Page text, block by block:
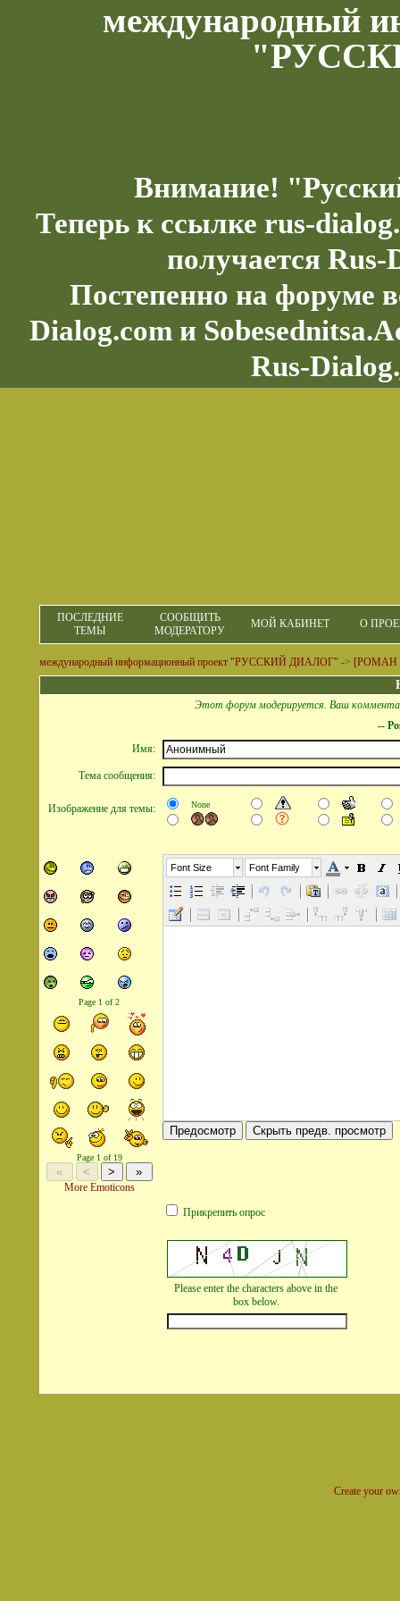
международный
Внимание!
Теперь к ссылке rus-
получается Rus-
Постепенно на форуме
Dialog.com и
Rus-Dialog.
ПОСЛЕДНИЕ
ТЕМЫ
СООБЩИТЬ
МОДЕРАТОРУ
МОЙ КАБИНЕТ О
международный информационный проект "РУССКИЙ ДИАЛОГ" -> [РОМАН
Этот форум модерируется. Ваш
--
Имя:
Тема сообщения:
Изображение для темы: None
Page 1 of 2
Page 1 of 19
« < > »
More Emoticons
Font Size Font Family
Предосмотр Скрыть предв. просмотр
Прикрепить опрос
Please enter the characters above in the
box below.
Create your